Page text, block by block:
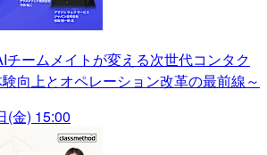
チームメイトが変える次世代コンタク
向上とオペレーション改革の最前線～
(金) 15:00